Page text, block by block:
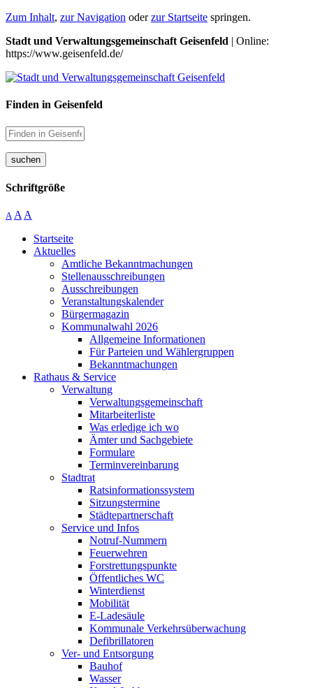
Zum Inhalt, zur Navigation oderzur Startseite springen.
Stadt und Verwaltungsgemeinschaft Geisenfeld | Online:
https://www.geisenfeld.de/
Finden in Geisenfeld
suchen
Schriftgröße
A A A
Startseite
Aktuelles
Amtliche Bekanntmachungen
Stellenausschreibungen
Ausschreibungen
Veranstaltungskalender
Bürgermagazin
Kommunalwahl 2026
Allgemeine Informationen
Für Parteien und Wählergruppen
Bekanntmachungen
Rathaus & Service
Verwaltung
Verwaltungsgemeinschaft
Mitarbeiterliste
Was erledige ich wo
Ämter und Sachgebiete
Formulare
Terminvereinbarung
Stadtrat
Ratsinformationssystem
Sitzungstermine
Städtepartnerschaft
Service und Infos
Notruf-Nummern
Feuerwehren
Forstrettungspunkte
Öffentliches WC
Winterdienst
Mobilität
E-Ladesäule
Kommunale Verkehrsüberwachung
Defibrillatoren
Ver- und Entsorgung
Bauhof
Wasser